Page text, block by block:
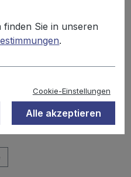
2-3 Tage
Sie in unseren
.
Cookie-Einstellungen
Alle akzeptieren